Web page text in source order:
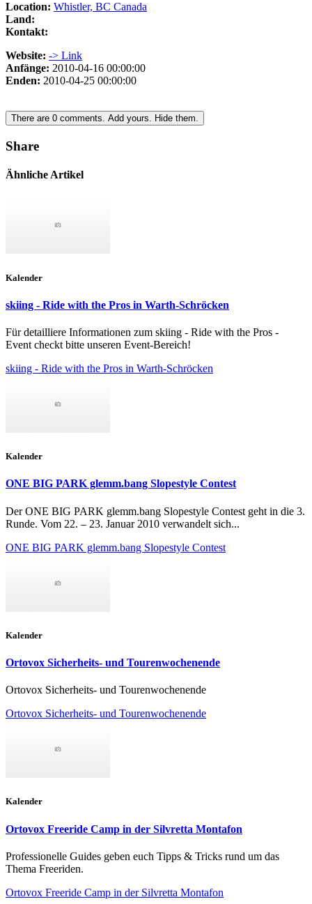
Location: Whistler, BC Canada
Land:
Kontakt:
Website: -> Link
Anfänge: 2010-04-16 00:00:00
Enden: 2010-04-25 00:00:00
There are 0 comments. Add yours. Hide them.
Share
Ähnliche Artikel
Kalender
skiing - Ride with the Pros in Warth-Schröcken
Für detailliere Informationen zum skiing - Ride with the Pros -
Event checkt bitte unseren Event-Bereich!
skiing - Ride with the Pros in Warth-Schröcken
Kalender
ONE BIG PARK glemm.bang Slopestyle Contest
Der ONE BIG PARK glemm.bang Slopestyle Contest geht in die 3.
Runde. Vom 22. – 23. Januar 2010 verwandelt sich...
ONE BIG PARK glemm.bang Slopestyle Contest
Kalender
Ortovox Sicherheits- und Tourenwochenende
Ortovox Sicherheits- und Tourenwochenende
Ortovox Sicherheits- und Tourenwochenende
Kalender
Ortovox Freeride Camp in der Silvretta Montafon
Professionelle Guides geben euch Tipps & Tricks rund um das
Thema Freeriden.
Ortovox Freeride Camp in der Silvretta Montafon